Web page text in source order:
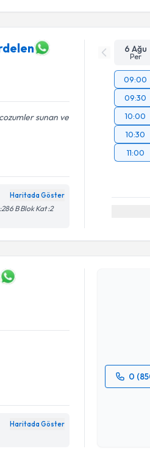
sunan ve
Haritada Göster
B Blok Kat :2
6 Ağu
Per
09:00
09:30
10:00
10:30
11:00
Haritada Göster
0